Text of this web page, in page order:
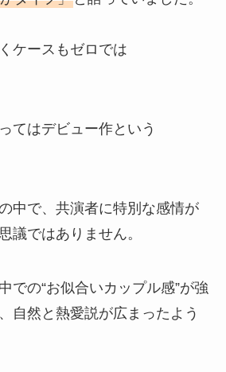
ケースもゼロでは
てはデビュー作という
中で、共演者に特別な感情が
議ではありません。
での“お似合いカップル感”が強
自然と熱愛説が広まったよう